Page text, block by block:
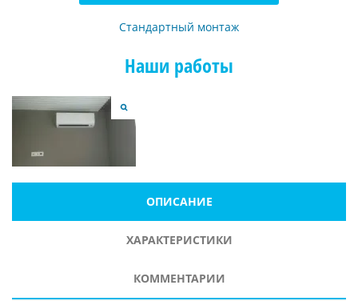
Стандартный монтаж
Наши работы
ОПИСАНИЕ
ХАРАКТЕРИСТИКИ
КОММЕНТАРИИ